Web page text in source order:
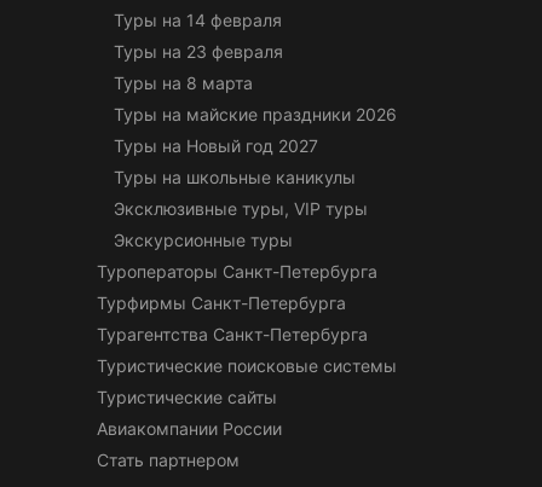
Туры на 14 февраля
Туры на 23 февраля
Туры на 8 марта
Туры на майские праздники 2026
Туры на Новый год 2027
Туры на школьные каникулы
Эксклюзивные туры, VIP туры
Экскурсионные туры
Туроператоры Санкт-Петербурга
Турфирмы Санкт-Петербурга
Турагентства Санкт-Петербурга
Туристические поисковые системы
Туристические сайты
Авиакомпании России
Стать партнером